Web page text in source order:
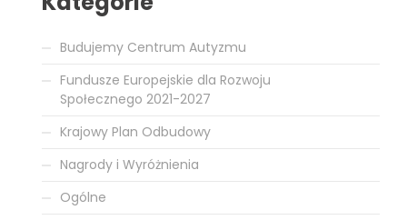
Budujemy Centrum Autyzmu
Fundusze Europejskie dla Rozwoju
Społecznego 2021-2027
Krajowy Plan Odbudowy
Nagrody i Wyróżnienia
Ogólne